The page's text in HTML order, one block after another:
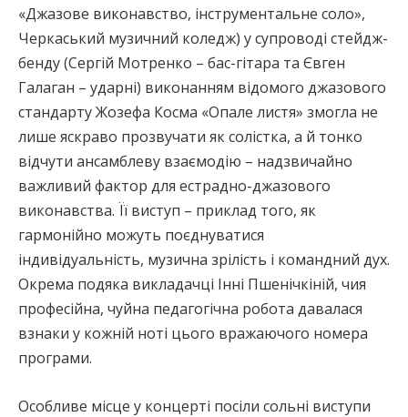
«Джазове виконавство, інструментальне соло»,
Черкаський музичний коледж) у супроводі стейдж-
бенду (Сергій Мотренко – бас-гітара та Євген
Галаган – ударні) виконанням відомого джазового
стандарту Жозефа Косма «Опале листя» змогла не
лише яскраво прозвучати як солістка, а й тонко
відчути ансамблеву взаємодію – надзвичайно
важливий фактор для естрадно-джазового
виконавства. Її виступ – приклад того, як
гармонійно можуть поєднуватися
індивідуальність, музична зрілість і командний дух.
Окрема подяка викладачці Інні Пшенічкіній, чия
професійна, чуйна педагогічна робота давалася
взнаки у кожній ноті цього вражаючого номера
програми.
Особливе місце у концерті посіли сольні виступи